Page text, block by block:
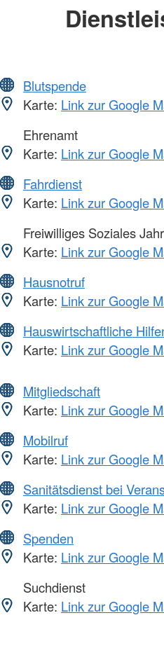
Blutspende
Karte: Link zur Google
Ehrenamt
Karte: Link zur Google
Fahrdienst
Karte: Link zur Google
Freiwilliges Soziales Jahr
Karte: Link zur Google
Hausnotruf
Karte: Link zur Google
Hauswirtschaftliche
Karte: Link zur Google
Mitgliedschaft
Karte: Link zur Google
Mobilruf
Karte: Link zur Google
Sanitätsdienst bei
Karte: Link zur Google
Spenden
Karte: Link zur Google
Suchdienst
Karte: Link zur Google